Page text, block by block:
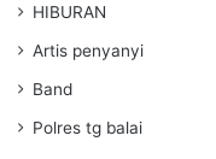
HIBURAN
Artis penyanyi
Band
Polres tg balai